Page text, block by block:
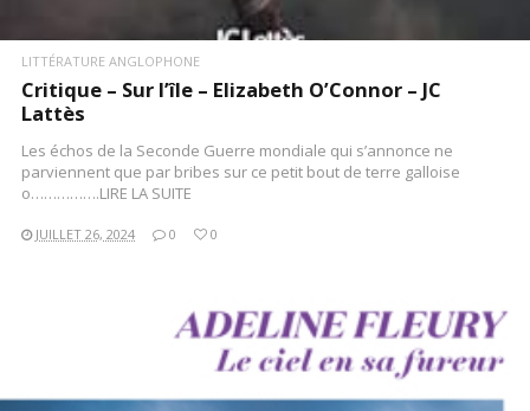
LITTÉRATURE ANGLOPHONE
Critique – Sur l’île – Elizabeth O’Connor – JC
Lattès
Les échos de la Seconde Guerre mondiale qui s’annonce ne
parviennent que par bribes sur ce petit bout de terre galloise
o…………….LIRE LA SUITE
JUILLET 26, 2024 0 0